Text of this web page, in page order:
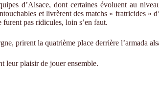
d’Alsace, dont certaines évoluent au
et livrèrent des matchs « fratricides »
pas ridicules, loin s’en faut.
prirent la quatrième place derrière l’armada
leur plaisir de jouer ensemble.